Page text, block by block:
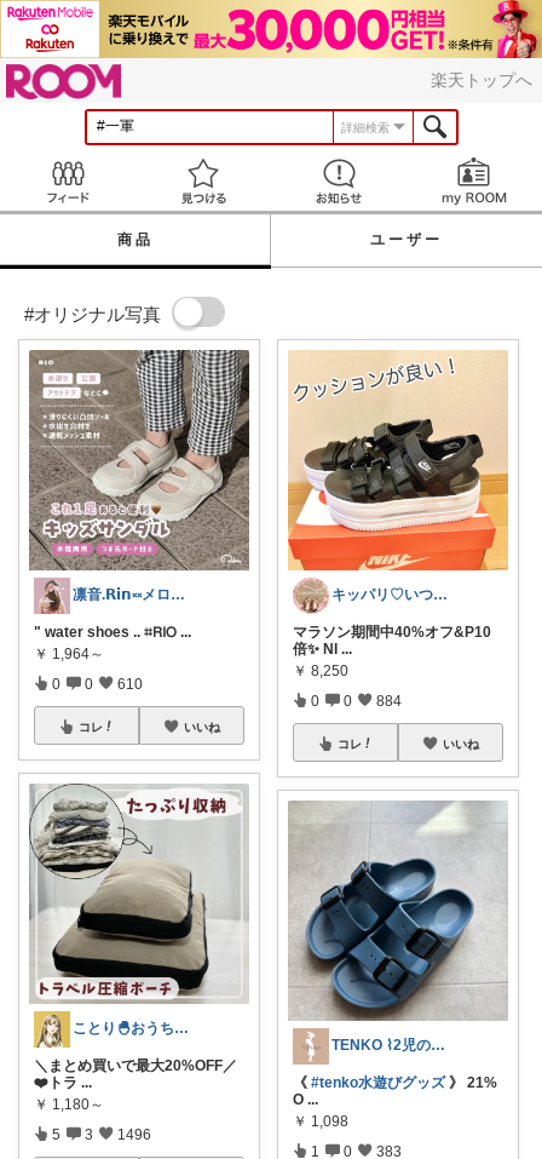
楽天トップへ
詳細検索
見つける お知らせ
商品 ユーザー
#オリジナル写真
凛音.𝗥𝗶𝗻༝༝メロウな暮らし🧸
" water shoes .. ⌗𝖱𝖨𝖮 ...
￥ 1,964～
0 0 610
コレ いいね
ことり🐣おうち時間快適＆UV対策
＼まとめ買いで最大20%OFF／
❤️トラ ...
￥ 1,180～
5 3 1496
キッパリ♡いつもありがとうございます🌸
マラソン期間中40%オフ&P10
倍✨ NI ...
￥ 8,250
0 0 884
コレ いいね
TENKO ⌇2児のママ＊暮らしを便利に
《 #tenko水遊びグッズ》 21%
O ...
￥ 1,098
1 0 383